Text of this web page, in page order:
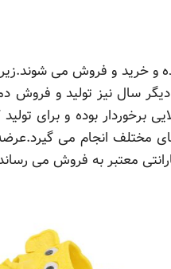
و خرید و فروش می
سال نیز تولید و فروش
برخوردار بوده و برای
مختلف انجام می
معتبر به فروش می